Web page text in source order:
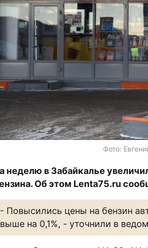
Фото:
неделю в Забайкалье
Об этом Lenta75.ru
- Повысились цены на бензин
выше на 0,1%, - уточнили в